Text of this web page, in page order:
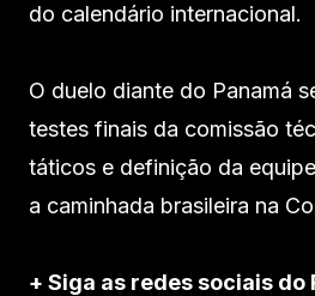
do calendário internacional.
O duelo diante do Panamá
testes finais da comissão
táticos e definição da
a caminhada brasileira na
+ Siga as redes sociais do